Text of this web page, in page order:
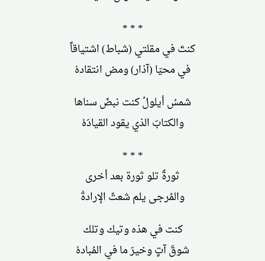
* * *
كنتَ في مقلتي (شباط) اشتياقاً
في محيّا (آذار) ومض انتقادهْ
شمسُ أيلولُ كنت نبضَ سناها
والكتابَ الذي يقود القيادَهْ
* * *
ثورةٌ تلو ثورة بعد أخرى
والمُرجى يلم شعثَ الإرادةْ
كنت في هذه وتيك وتلك
شوقَ آتٍ وخيرَ ما في المُبادهْ